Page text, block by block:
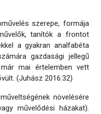
szerepe, formája
tanítók a frontot
a gyakran analfabéta
gazdasági jellegű
mai értelemben vett
(Juhász 2016:32)
növelésére
művelődési házakat).